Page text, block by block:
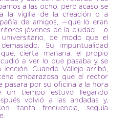
a las ocho, pero acaso se
la vigilia de la creación o a
de amigos, —que lo eran
jóvenes de la ciudad— o
de modo que el
Su impuntualidad
cierta mañana, el propio
a ver lo que pasaba y se
Cuando Vallejo arribó,
embarazosa que el rector
pasara por su oficina a la hora
un tiempo estuvo llegando
volvió a las andadas y,
tanta frecuencia, seguía